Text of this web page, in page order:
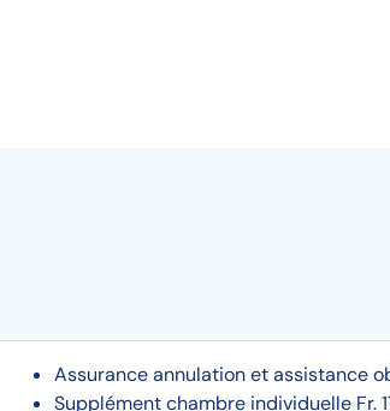
Assurance annulation et assistance
Supplément chambre individuelle Fr.